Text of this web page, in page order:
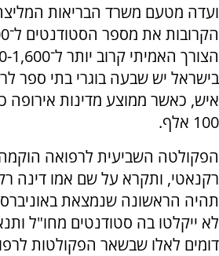
ועדה מטעם משרד הבריאות
100 אלף.
הפקולטה השביעית לרפואה
רקנאטי, ותקרא על שם אמו דינה
תהיה הראשונה שנמצאת
לא ייקלטו בה סטודנטים מחו"ל
דומים לאלו שבשאר הפקולטות